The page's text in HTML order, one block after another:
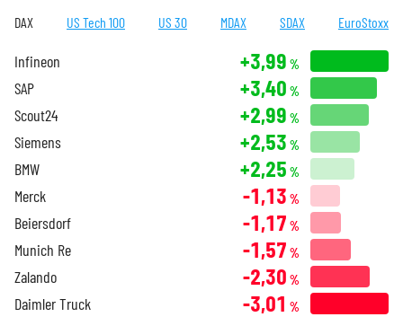
DAX US Tech 100 US 30 MDAX SDAX EuroStoxx
Infineon +3,99 %
SAP +3,40 %
Scout24 +2,99 %
Siemens +2,53 %
BMW +2,25 %
Merck -1,13 %
Beiersdorf -1,17 %
Munich Re -1,57 %
Zalando -2,30 %
Daimler Truck -3,01 %